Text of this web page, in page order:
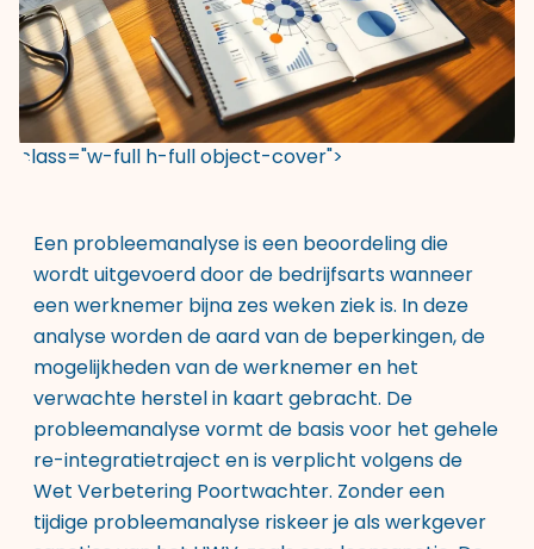
class="w-full h-full object-cover">
Een probleemanalyse is een beoordeling die
wordt uitgevoerd door de bedrijfsarts wanneer
een werknemer bijna zes weken ziek is. In deze
analyse worden de aard van de beperkingen, de
mogelijkheden van de werknemer en het
verwachte herstel in kaart gebracht. De
probleemanalyse vormt de basis voor het gehele
re-integratietraject en is verplicht volgens de
Wet Verbetering Poortwachter. Zonder een
tijdige probleemanalyse riskeer je als werkgever